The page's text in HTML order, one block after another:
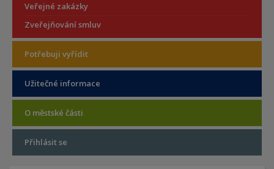
Veřejné zakázky
Zveřejňování smluv
Potřebuji vyřídit
Užitečné informace
O městské části
Přihlásit se